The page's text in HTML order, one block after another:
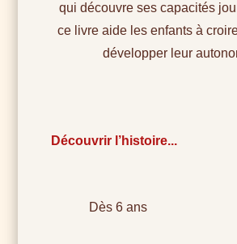
qui découvre ses capacités
ce livre aide les enfants à
développer leur
Découvrir l’histoire...
Dès 6 ans